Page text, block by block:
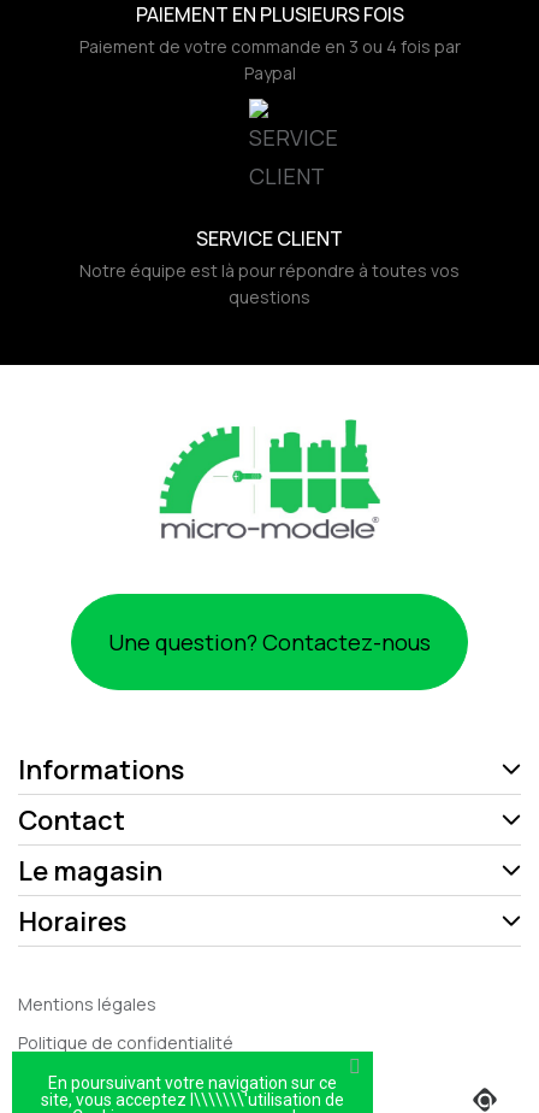
PAIEMENT EN PLUSIEURS FOIS
Paiement de votre commande en 3 ou 4 fois par
Paypal
SERVICE CLIENT
Notre équipe est là pour répondre à toutes vos
questions
Une question? Contactez-nous
Informations
Contact
Le magasin
Horaires
Mentions légales
Politique de confidentialité
Plan du site
En poursuivant votre navigation sur ce
site, vous acceptez l\\\\\\\'utilisation de